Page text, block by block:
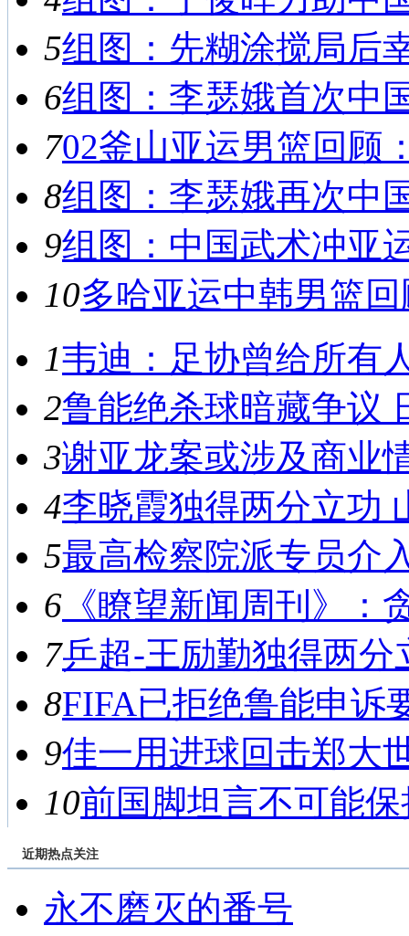
5组图：先糊涂搅局后
6组图：李瑟娥首次中
702釜山亚运男篮回顾
8组图：李瑟娥再次中
9组图：中国武术冲亚
10多哈亚运中韩男篮
1韦迪：足协曾给所有
2鲁能绝杀球暗藏争议
3谢亚龙案或涉及商业
4李晓霞独得两分立功
5最高检察院派专员介
6 《瞭望新闻周刊》：
7乒超-王励勤独得两分
8FIFA已拒绝鲁能申诉
9佳一用进球回击郑大
10前国脚坦言不可能
近期热点关注
永不磨灭的番号